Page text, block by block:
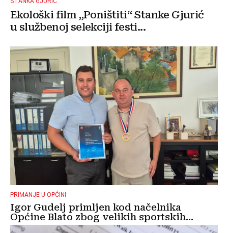
Ekološki film „Poništiti“ Stanke Gjurić
u službenoj selekciji festi...
PRIMANJE U OPĆINI
Igor Gudelj primljen kod načelnika
Općine Blato zbog velikih sportskih...